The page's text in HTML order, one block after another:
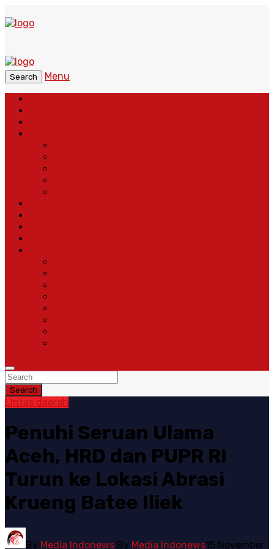
Search
Menu
Search
Lintas daerah
Penuhi Seruan Ulama
Aceh, HRD dan PUPR RI
Turun ke Lokasi Abrasi
Krueng Batee Iliek
By Media Indonews By Media Indonews15 November